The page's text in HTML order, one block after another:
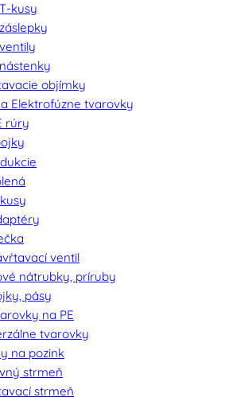
kusy
objímky
Elektrofúzne tvarovky
rúry
ventil
nátrubky, príruby
pásy
na PE
tvarovky
na pozink
strmeň
strmeň